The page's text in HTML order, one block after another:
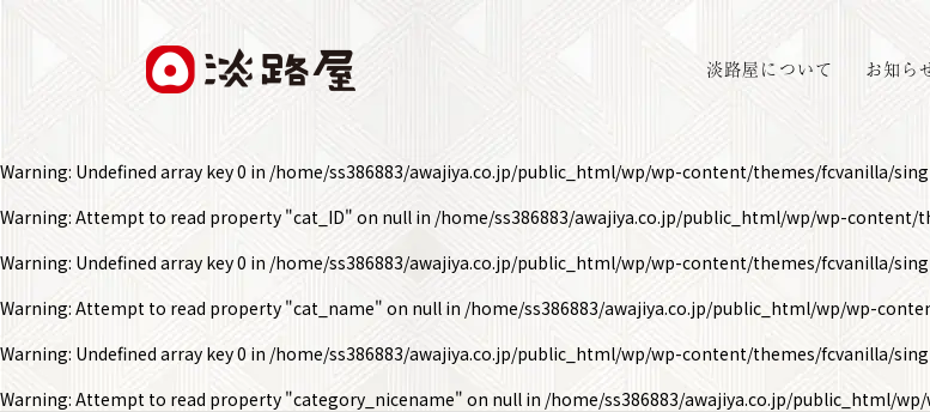
淡路屋について お知ら
Warning: Undefined array key 0 in /home/ss386883/awajiya.co.jp/public_html/wp/wp-content/themes/fcvanilla/
Warning: Attempt to read property "cat_ID" on null in /home/ss386883/awajiya.co.jp/public_html/wp/wp-content/
Warning: Undefined array key 0 in /home/ss386883/awajiya.co.jp/public_html/wp/wp-content/themes/fcvanilla/
Warning: Attempt to read property "cat_name" on null in /home/ss386883/awajiya.co.jp/public_html/wp/wp-
Warning: Undefined array key 0 in /home/ss386883/awajiya.co.jp/public_html/wp/wp-content/themes/fcvanilla/
Warning: Attempt to read property "category_nicename" on null in /home/ss386883/awajiya.co.jp/public_html/